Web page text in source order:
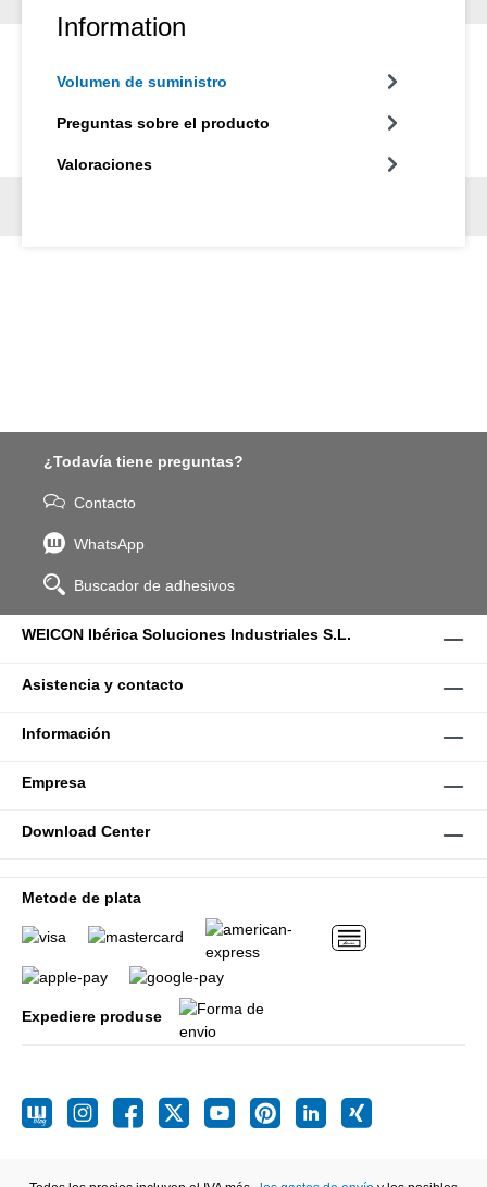
Information
Volumen de suministro
Preguntas sobre el producto
Valoraciones
¿Todavía tiene preguntas?
Contacto
WhatsApp
Buscador de adhesivos
WEICON Ibérica Soluciones Industriales S.L.
Asistencia y contacto
Información
Empresa
Download Center
Metode de plata
Expediere produse